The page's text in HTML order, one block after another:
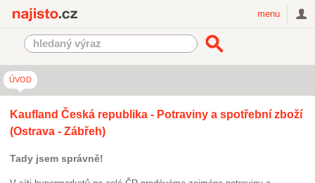
menu
ÚVOD
Kaufland Česká republika - Potraviny a spotřební zboží
(Ostrava - Zábřeh)
Tady jsem správně!